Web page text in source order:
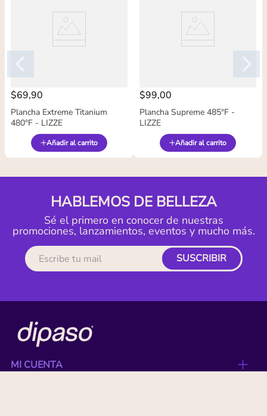
$69,90
Plancha Extreme Titanium
480°F - LIZZE
Añadir al carrito
$99,00
Plancha Supreme 485°F -
LIZZE
Añadir al carrito
HABLEMOS DE BELLEZA
Sé el primero en conocer de nuestras
promociones, lanzamientos, eventos y mucho más.
SUSCRIBIR
MI CUENTA